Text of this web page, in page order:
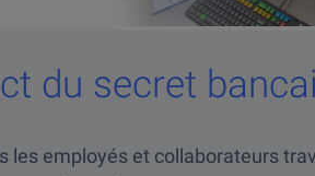
du secret
les employés et collaborateurs